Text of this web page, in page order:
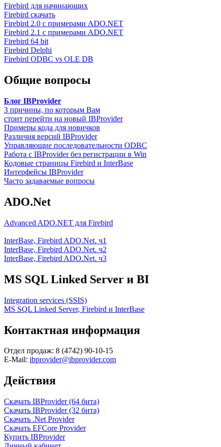
Firebird для начинающих
Firebird скачать
Firebird 2.0 с примерами ADO.NET
Firebird 2.1 с примерами ADO.NET
Firebird 64 bit
Firebird Delphi
Firebird ODBC vs OLE DB
Общие вопросы
Блог IBProvider
3 причины, по которым Вам
стоит перейти на новый IBProvider
Примеры кода для новичков
Различия версий IBProvider
Управляющие последовательности ODBC
Работа с IBProvider без регистрации в Win
Кодовые страницы Firebird и InterBase
Интерфейсы IBProvider
Часто задаваемые вопросы
ADO.Net
Advanced ADO.NET для Firebird
InterBase, Firebird ADO.Net. ч1
InterBase, Firebird ADO.Net. ч2
InterBase, Firebird ADO.Net. ч3
MS SQL Linked Server и BI
Integration services (SSIS)
MS SQL Linked Server, Firebird и InterBase
Контактная информация
Отдел продаж: 8 (4742) 90-10-15
E-Mail: ibprovider@ibprovider.com
Действия
Скачать IBProvider (64 бита)
Скачать IBProvider (32 бита)
Скачать .Net Provider
Скачать EFCore Provider
Купить IBProvider